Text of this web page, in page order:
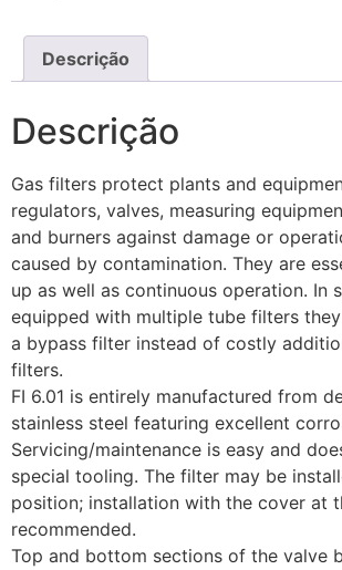
Descrição
Descrição
Gas filters protect plants and
regulators, valves, measuring
and burners against damage or
caused by contamination. They are
up as well as continuous operation. In
equipped with multiple tube filters
a bypass filter instead of costly
filters.
FI 6.01 is entirely manufactured from
stainless steel featuring excellent
Servicing/maintenance is easy and
special tooling. The filter may be
position; installation with the cover at
recommended.
Top and bottom sections of the valve